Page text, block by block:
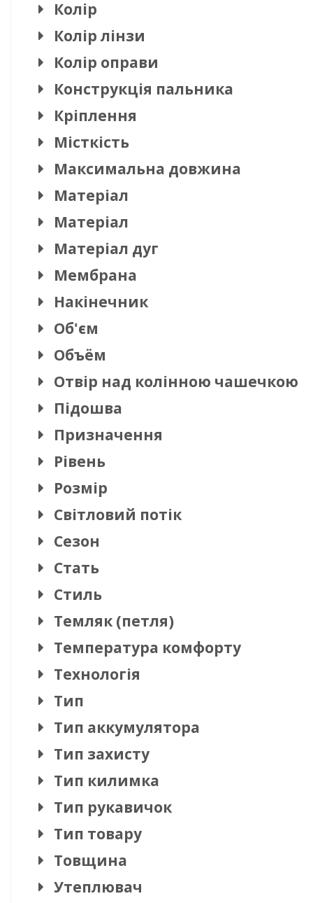
Колір
Колір лінзи
Колір оправи
Конструкція пальника
Кріплення
Місткість
Максимальна довжина
Матеріал
Матеріал
Матеріал дуг
Мембрана
Накінечник
Об'єм
Объём
Отвір над колінною чашечкою
Підошва
Призначення
Рівень
Розмір
Світловий потік
Сезон
Стать
Стиль
Темляк (петля)
Температура комфорту
Технологія
Тип
Тип аккумулятора
Тип захисту
Тип килимка
Тип рукавичок
Тип товару
Товщина
Утеплювач